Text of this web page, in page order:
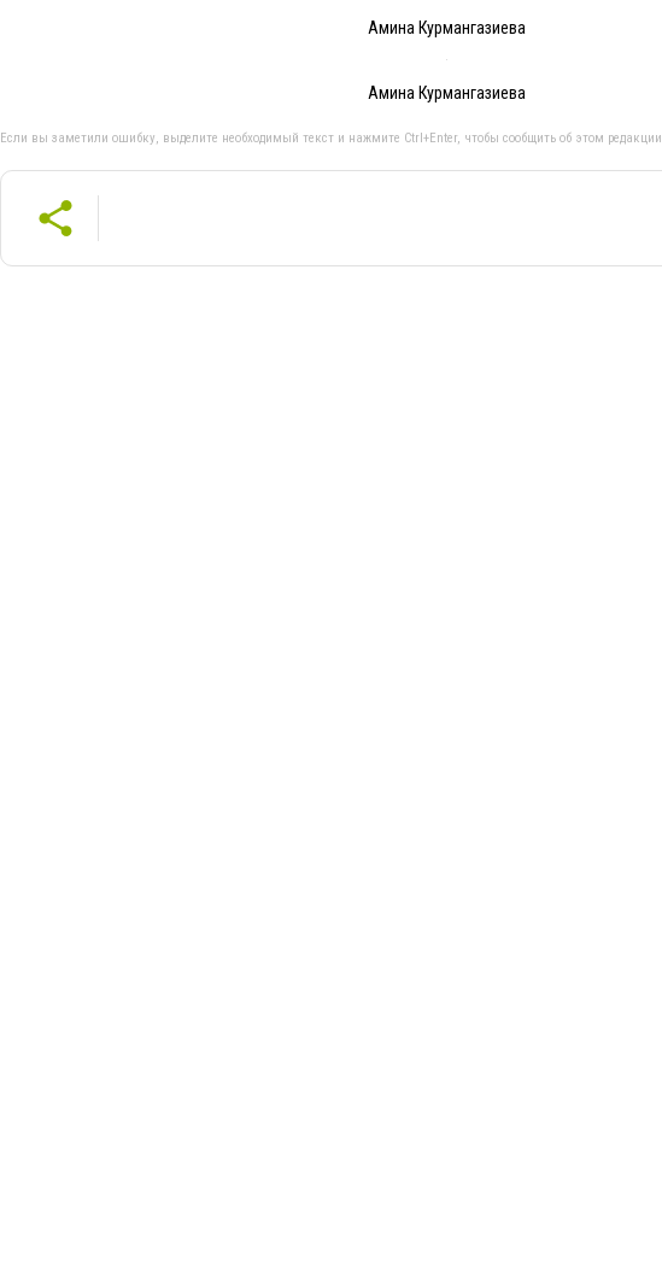
Амина Курмангазиева
Амина Курмангазиева
Если вы заметили ошибку, выделите необходимый текст и нажмите Ctrl+Enter, чтобы сообщить об этом редакции